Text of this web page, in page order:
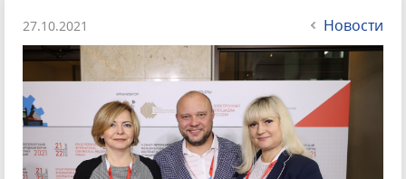
27.10.2021 Новости